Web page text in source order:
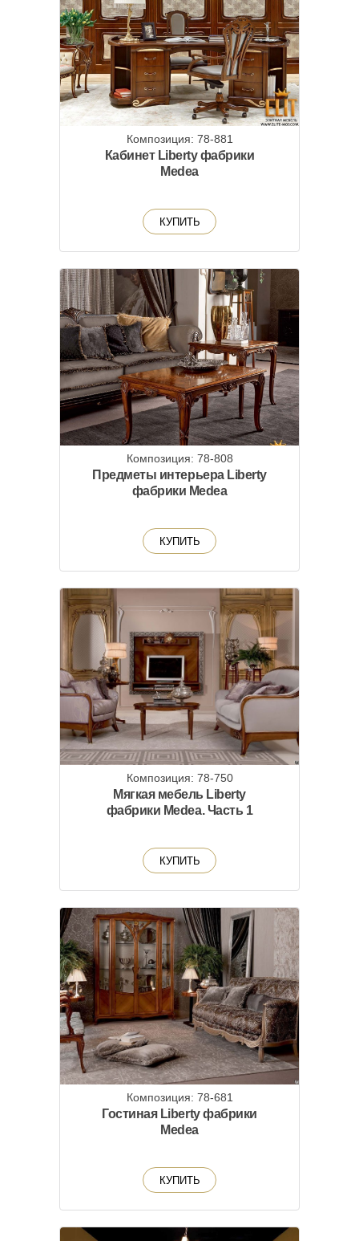
Композиция: 78-881
Кабинет Liberty фабрики
Medea
КУПИТЬ
Композиция: 78-808
Предметы интерьера Liberty
фабрики Medea
КУПИТЬ
Композиция: 78-750
Мягкая мебель Liberty
фабрики Medea. Часть 1
КУПИТЬ
Композиция: 78-681
Гостиная Liberty фабрики
Medea
КУПИТЬ